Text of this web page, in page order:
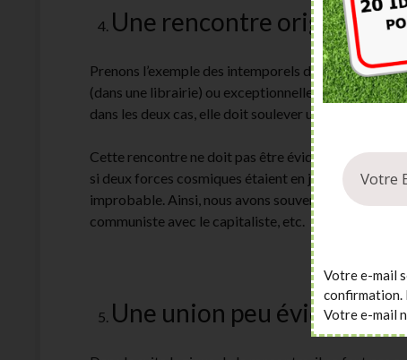
Une rencontre originale
Prenons l’exemple des intemporels de la romance
(dans une librairie) ou exceptionnelle (deux
dans les deux cas, elle doit soulever un intérêt et
Cette rencontre ne doit pas être évidente, mais
si deux forces cosmiques étaient en jeu. Pour
improbable. Ainsi, nous avons souvent le riche et la
communiste avec le capitaliste, etc.
Une union peu évidente
Votre e-mail
confirmation.
Votre e-mail